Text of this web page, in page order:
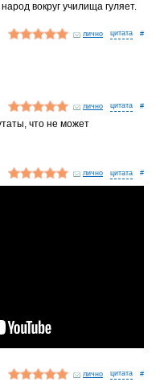
вокруг училища гуляет.
лично #
лично #
что не может
лично #
лично #